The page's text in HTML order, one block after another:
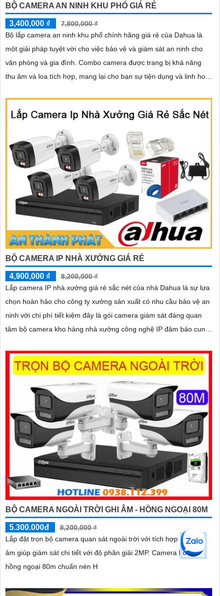
BỘ CAMERA AN NINH KHU PHỐ GIÁ RẺ
3,400,000 ₫
7,800,000 ₫
Bộ lắp camera an ninh khu phố chính hãng giá rẻ của Dahua là
một giải pháp tuyệt vời cho việc bảo vệ và giám sát an ninh cho
văn phòng và gia đình. Combo camera được trang bị khả năng
thu âm và loa tích hợp, mang lại cho bạn sự tiện dụng và linh hoạt
BỘ CAMERA IP NHÀ XƯỞNG GIÁ RẺ
4,900,000 ₫
8,200,000 ₫
Lắp camera IP nhà xưởng giá rẻ sắc nét của nhà Dahua là sự lựa
chọn hoàn hảo cho công ty xưởng sản xuất có nhu cầu bảo vệ an
ninh với chi phí tiết kiệm đây là gói camera giám sát đáng quan
tâm bộ camera kho hàng nhà xưởng công nghệ IP đảm bảo cung
camera camera IP Dahua bảo vệ an ninh cho xưởng sản xuất
tuyệt đối.
BỘ CAMERA NGOÀI TRỜI GHI ÂM - HỒNG NGOẠI 80M
5.300.000đ
8,200,000 ₫
Lắp đặt trọn bộ camera quan sát ngoài trời với tích hợp mic ghi
âm giúp giám sát chi tiết với độ phân giải 2MP. Camera hỗ trợ
hồng ngoại 80m chuẩn nén H